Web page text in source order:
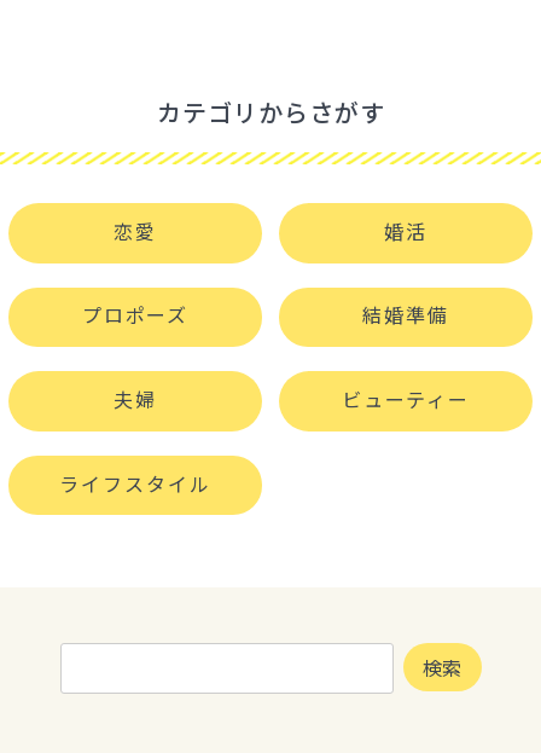
カテゴリからさがす
恋愛 婚活
プロポーズ 結婚準備
夫婦 ビューティー
ライフスタイル
検
検索